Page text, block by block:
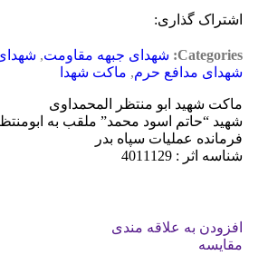
اشتراک گذاری:
Categories: شهدای جبهه مقاومت,
شهدای مدافع حرم, ماکت شهدا
ماکت شهید ابو منتظر المحمداوی
شهید “حاتم اسود محمد” ملقب به
فرمانده عملیات سپاه بدر
شناسه اثر : 4011129
افزودن به علاقه مندی
مقایسه